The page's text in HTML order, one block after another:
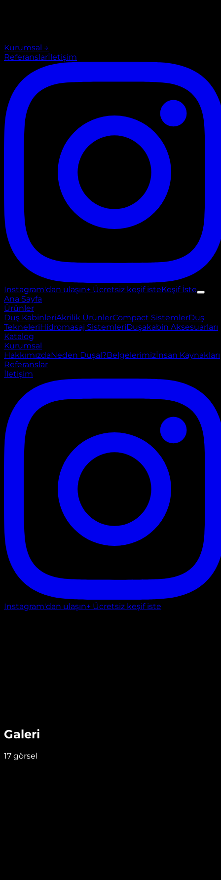
Kurumsal →
Referanslarİletişim
Instagram'dan ulaşın+ Ücretsiz keşif isteKeşif İste
Ana Sayfa
Ürünler
Duş KabinleriAkrilik ÜrünlerCompact SistemlerDuş
TekneleriHidromasaj SistemleriDuşakabin Aksesuarları
Katalog
Kurumsal
HakkımızdaNeden Duşal?Belgelerimizİnsan Kaynakları
Referanslar
İletişim
Instagram'dan ulaşın+ Ücretsiz keşif iste
Galeri
17 görsel